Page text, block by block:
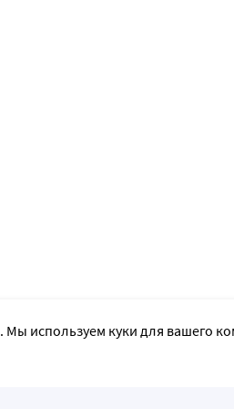
используем куки для вашего